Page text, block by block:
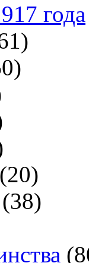
года
(20)
(38)